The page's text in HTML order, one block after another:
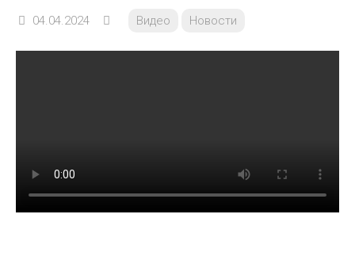
04.04.2024 Видео Новости